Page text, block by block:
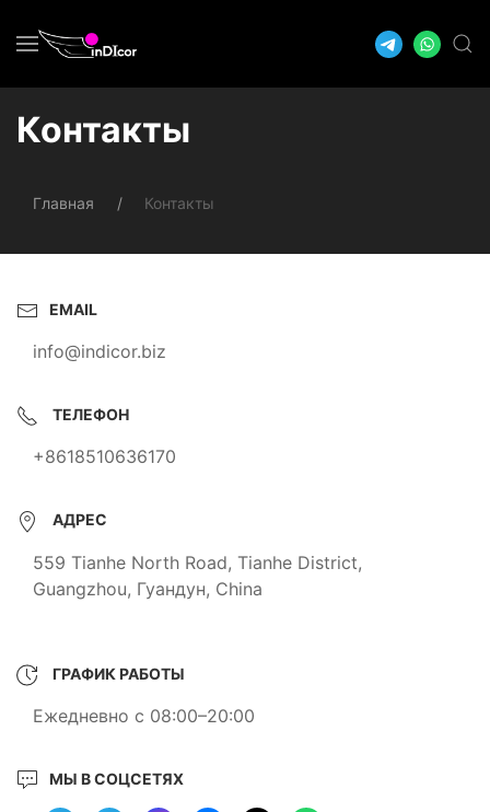
Контакты
Главная Контакты
EMAIL
info@indicor.biz
ТЕЛЕФОН
+8618510636170
АДРЕС
559 Tianhe North Road, Tianhe District,
Guangzhou, Гуандун, China
ГРАФИК РАБОТЫ
Ежедневно с 08:00–20:00
МЫ В СОЦСЕТЯХ